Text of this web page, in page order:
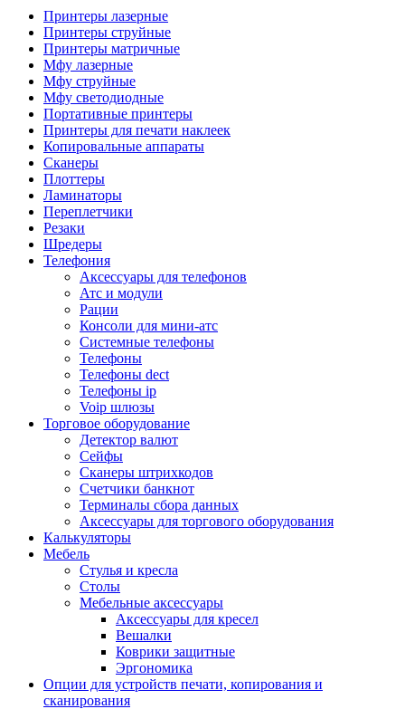
Камеры для видеоконференцсвязи
Аксессуары для видеоконференцсвязи
Системы безопасности и умный дом
Комплекты видеонаблюдения
Мониторы и видеостены
Регистраторы
Замки
Терминалы доступа
Охранно-пожарная сигнализация
Коннекторы и розетки
Инструмент и садовая техника
Электро и пневмоинструмент
Аксессуары для пневмоинструментов
Гайковерты пневматические
Инструмент измерительный
Краскораспылители пневматические
Наборы пневматические
Пистолеты пневматические
Шуруповерты
Дрели
Лобзики
Перфораторы
Шлифмашины
Наборы инструментов
Пилы
Принтеры лазерные
Принтеры струйные
Принтеры матричные
Мфу лазерные
Мфу струйные
Мфу светодиодные
Портативные принтеры
Принтеры для печати наклеек
Копировальные аппараты
Сканеры
Плоттеры
Ламинаторы
Переплетчики
Резаки
Шредеры
Телефония
Аксессуары для телефонов
Атс и модули
Рации
Консоли для мини-атс
Системные телефоны
Телефоны
Телефоны dect
Телефоны ip
Voip шлюзы
Торговое оборудование
Детектор валют
Сейфы
Сканеры штрихкодов
Счетчики банкнот
Терминалы сбора данных
Аксессуары для торгового оборудования
Калькуляторы
Мебель
Стулья и кресла
Столы
Мебельные аксессуары
Аксессуары для кресел
Вешалки
Коврики защитные
Эргономика
Опции для устройств печати, копирования и
сканирования